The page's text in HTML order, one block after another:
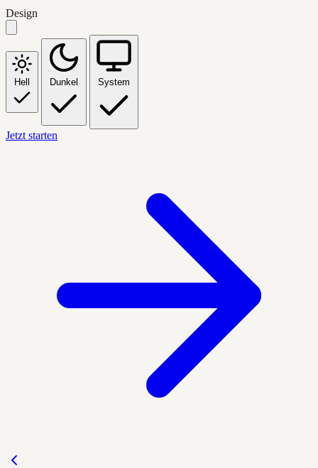
Design
Hell Dunkel System
Jetzt starten